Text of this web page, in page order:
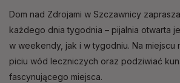
Dom nad Zdrojami w Szczawnicy
każdego dnia tygodnia – pijalnia otwarta
w weekendy, jak i w tygodniu. Na miejscu
piciu wód leczniczych oraz podziwiać
fascynującego miejsca.